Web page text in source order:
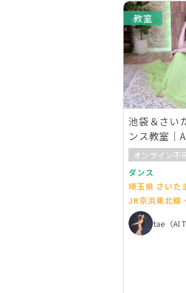
教室
池袋＆さい
ンス教室｜
オンライン不
ダンス
埼玉県 さいた
JR京浜東北線
tae（Al